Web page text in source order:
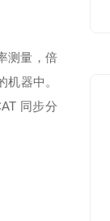
测量，倍
器中。
同步分